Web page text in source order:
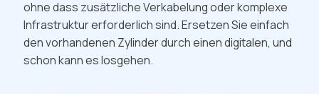
ohne dass zusätzliche Verkabelung oder komplexe
Infrastruktur erforderlich sind. Ersetzen Sie einfach
den vorhandenen Zylinder durch einen digitalen, und
schon kann es losgehen.